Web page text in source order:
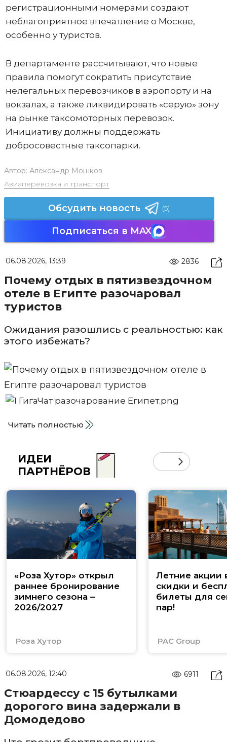
регистрационными номерами создают
неблагоприятное впечатление о Москве,
особенно у туристов.
В департаменте рассчитывают, что новые
правила помогут сократить присутствие
нелегальных перевозчиков в аэропорту и на
вокзалах, а также ликвидировать «серую» зону
на рынке таксомоторных перевозок.
Инициативу должны поддержать
добросовестные таксопарки.
Автор: Александр Мошков
Авиаперевозка и транспорт
Обсудить новость (5)
Подписаться в MAX
06.08.2026, 13:39 2836
Почему отдых в пятизвездочном
отеле в Египте разочаровал
туристов
Ожидания разошлись с реальностью: как
этого избежать?
Читать полностью
ИДЕИ
ПАРТНЁРОВ
«Роза Хутор» открыл
раннее бронирование
зимнего сезона –
2026/2027
Роза Хутор
Летние акции
скидки и
билеты для
пар!
PAC Group
06.08.2026, 12:40 6911
Стюардессу с 15 бутылками
дорогого вина задержали в
Домодедово